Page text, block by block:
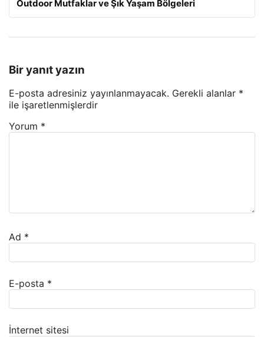
Outdoor Mutfaklar ve Şık Yaşam Bölgeleri
Bir yanıt yazın
E-posta adresiniz yayınlanmayacak. Gerekli alanlar *
ile işaretlenmişlerdir
Yorum *
Ad *
E-posta *
İnternet sitesi